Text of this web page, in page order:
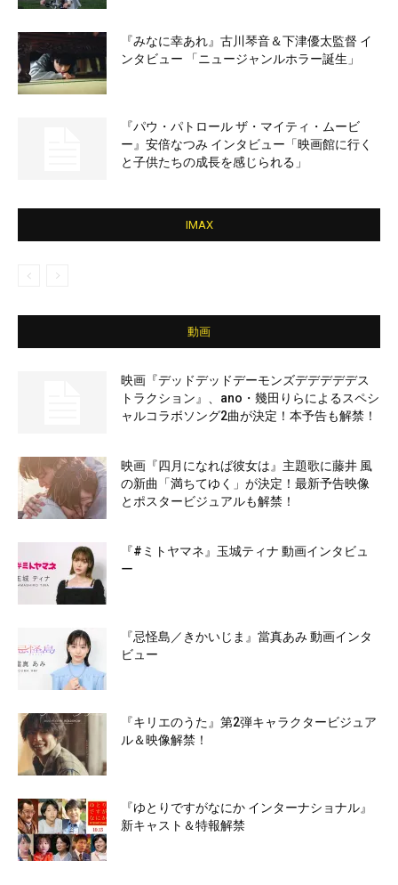
『みなに幸あれ』古川琴音＆下津優太監督 イ
ンタビュー 「ニュージャンルホラー誕生」
『パウ・パトロール ザ・マイティ・ムービ
ー』安倍なつみ インタビュー「映画館に行く
と子供たちの成長を感じられる」
IMAX
動画
映画『デッドデッドデーモンズデデデデデス
トラクション』、ano・幾田りらによるスペシ
ャルコラボソング2曲が決定！本予告も解禁！
映画『四月になれば彼女は』主題歌に藤井 風
の新曲「満ちてゆく」が決定！最新予告映像
とポスタービジュアルも解禁！
『#ミトヤマネ』玉城ティナ 動画インタビュ
ー
『忌怪島／きかいじま』當真あみ 動画インタ
ビュー
『キリエのうた』第2弾キャラクタービジュア
ル＆映像解禁！
『ゆとりですがなにか インターナショナル』
新キャスト＆特報解禁